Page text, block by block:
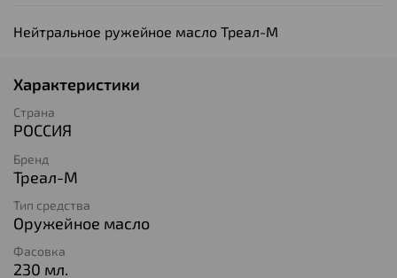
Нейтральное ружейное масло Треал-М
Характеристики
Страна
РОССИЯ
Бренд
Треал-М
Тип средства
Оружейное масло
Фасовка
230 мл.